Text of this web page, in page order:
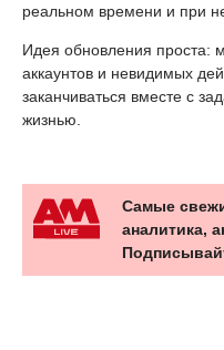
реальном времени и при
Идея обновления проста:
аккаунтов и невидимых
заканчиваться вместе с
жизнью.
Самые
аналитика,